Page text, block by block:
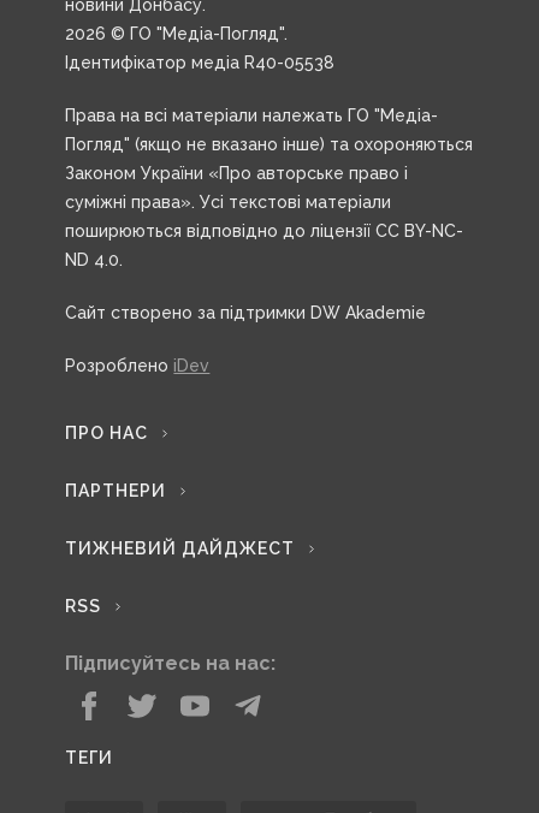
новини Донбасу.
2026 © ГО "Медіа-Погляд".
Ідентифікатор медіа R40-05538
Права на всі матеріали належать ГО "Медіа-
Погляд" (якщо не вказано інше) та охороняються
Законом України «Про авторське право і
суміжні права». Усі текстові матеріали
поширюються відповідно до ліцензії CC BY-NC-
ND 4.0.
Сайт створено за підтримки DW Akademie
Розроблено iDev
ПРО НАС
ПАРТНЕРИ
ТИЖНЕВИЙ ДАЙДЖЕСТ
RSS
Підписуйтесь на нас:
ТЕГИ